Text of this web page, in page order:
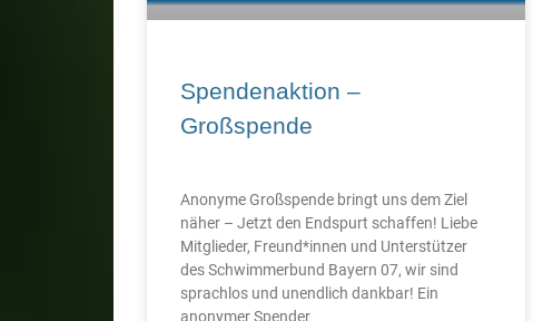
Spendenaktion –
Großspende
Anonyme Großspende bringt uns dem Ziel
näher – Jetzt den Endspurt schaffen! Liebe
Mitglieder, Freund*innen und Unterstützer
des Schwimmerbund Bayern 07, wir sind
sprachlos und unendlich dankbar! Ein
anonymer Spender